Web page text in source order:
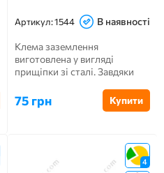
Артикул:1544 В наявності
Клема заземлення
виготовлена ​​у вигляді
прищіпки зі сталі. Завдяки
може пр...
75 грн Купити
4